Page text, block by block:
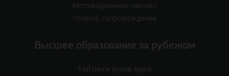
Мотивационное письмо
Полное сопровождение
Высшее образование за рубежом
Рейтинги вузов мира